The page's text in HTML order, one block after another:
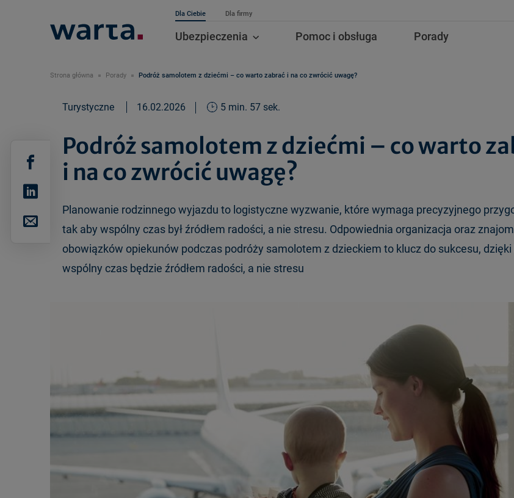
Dla Ciebie Dla firmy
Ubezpieczenia Pomoc i obsługa Porady
Strona główna Porady Podróż samolotem z dziećmi – co warto zabrać i na co zwrócić uwagę?
Turystyczne 16.02.2026 5 min. 57 sek.
Podróż samolotem z dziećmi – co warto
i na co zwrócić uwagę?
Planowanie rodzinnego wyjazdu to logistyczne wyzwanie, które wymaga precyzyjnego
tak aby wspólny czas był źródłem radości, a nie stresu. Odpowiednia organizacja oraz
obowiązków opiekunów podczas podróży samolotem z dzieckiem to klucz do sukcesu,
wspólny czas będzie źródłem radości, a nie stresu